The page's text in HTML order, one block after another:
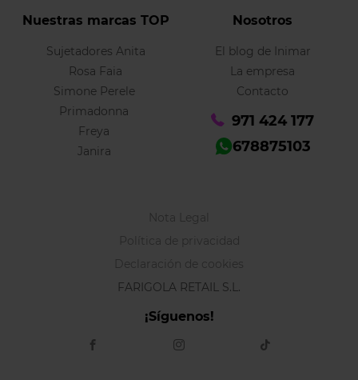
Nuestras marcas TOP
Sujetadores Anita
Rosa Faia
Simone Perele
Primadonna
Freya
Janira
Nosotros
El blog de Inimar
La empresa
Contacto
971 424 177
678875103
Nota Legal
Política de privacidad
Declaración de cookies
FARIGOLA RETAIL S.L.
¡Síguenos!